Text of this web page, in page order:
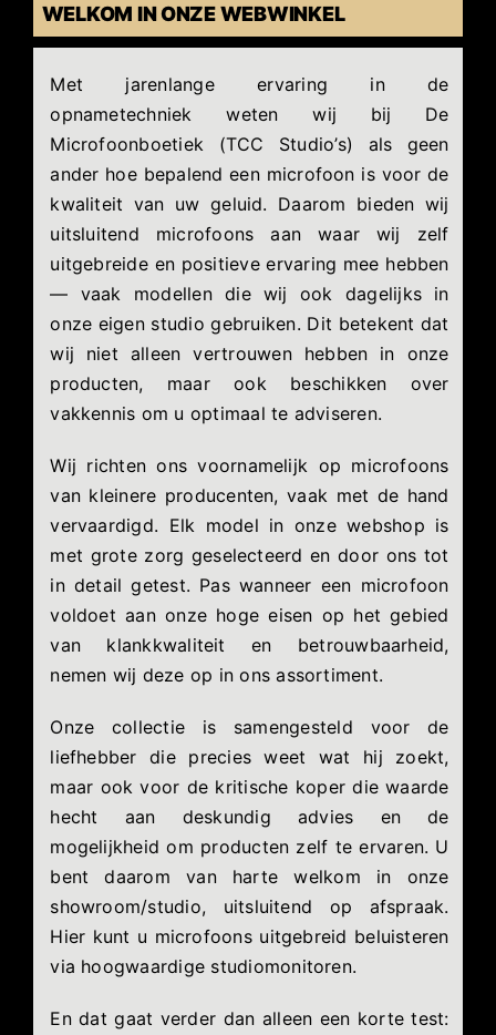
WELKOM IN ONZE WEBWINKEL
Met jarenlange ervaring in de
opnametechniek weten wij bij De
Microfoonboetiek (TCC Studio’s) als geen
ander hoe bepalend een microfoon is voor de
kwaliteit van uw geluid. Daarom bieden wij
uitsluitend microfoons aan waar wij zelf
uitgebreide en positieve ervaring mee hebben
— vaak modellen die wij ook dagelijks in
onze eigen studio gebruiken. Dit betekent dat
wij niet alleen vertrouwen hebben in onze
producten, maar ook beschikken over
vakkennis om u optimaal te adviseren.
Wij richten ons voornamelijk op microfoons
van kleinere producenten, vaak met de hand
vervaardigd. Elk model in onze webshop is
met grote zorg geselecteerd en door ons tot
in detail getest. Pas wanneer een microfoon
voldoet aan onze hoge eisen op het gebied
van klankkwaliteit en betrouwbaarheid,
nemen wij deze op in ons assortiment.
Onze collectie is samengesteld voor de
liefhebber die precies weet wat hij zoekt,
maar ook voor de kritische koper die waarde
hecht aan deskundig advies en de
mogelijkheid om producten zelf te ervaren. U
bent daarom van harte welkom in onze
showroom/studio, uitsluitend op afspraak.
Hier kunt u microfoons uitgebreid beluisteren
via hoogwaardige studiomonitoren.
En dat gaat verder dan alleen een korte test: